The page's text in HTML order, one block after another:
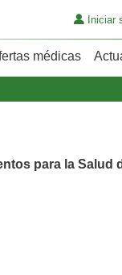
Iniciar
médicas
para la Salud